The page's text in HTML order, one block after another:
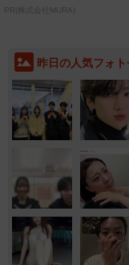
致」する方...
PR(株式会社MURA)
昨日の人気フォ